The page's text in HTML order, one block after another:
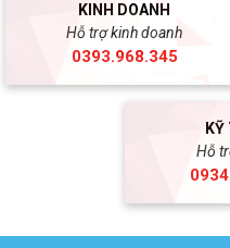
KINH DOANH
Hỗ trợ kinh doanh
0393.968.345
Hỗ